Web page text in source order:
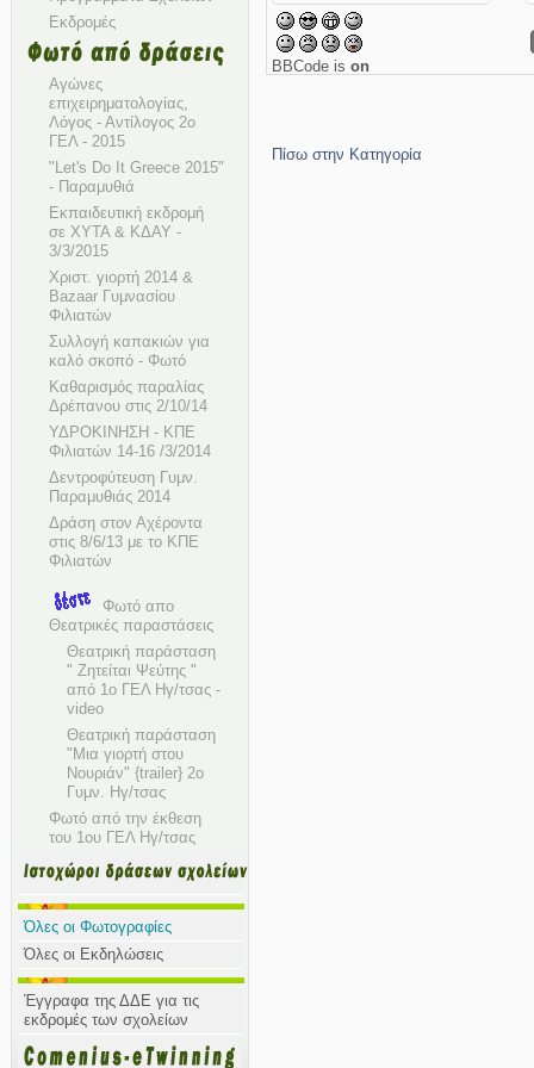
Εκδρομές
Αγώνες
επιχειρηματολογίας,
Λόγος - Αντίλογος 2ο
ΓΕΛ - 2015
"Let's Do It Greece 2015"
- Παραμυθιά
Εκπαιδευτική εκδρομή
σε ΧΥΤΑ & ΚΔΑΥ -
3/3/2015
Χριστ. γιορτή 2014 &
Bazaar Γυμνασίου
Φιλιατών
Συλλογή καπακιών για
καλό σκοπό - Φωτό
Καθαρισμός παραλίας
Δρέπανου στις 2/10/14
ΥΔΡΟΚΙΝΗΣΗ - ΚΠΕ
Φιλιατών 14-16 /3/2014
Δεντροφύτευση Γυμν.
Παραμυθιάς 2014
Δράση στον Αχέροντα
στις 8/6/13 με το ΚΠΕ
Φιλιατών
Φωτό απο
Θεατρικές παραστάσεις
Θεατρική παράσταση
" Ζητείται Ψεύτης "
από 1ο ΓΕΛ Ηγ/τσας -
video
Θεατρική παράσταση
"Μια γιορτή στου
Νουριάν" {trailer} 2ο
Γυμν. Ηγ/τσας
Φωτό από την έκθεση
του 1ου ΓΕΛ Ηγ/τσας
Όλες οι Φωτογραφίες
Όλες οι Εκδηλώσεις
Έγγραφα της ΔΔΕ για τις
εκδρομές των σχολείων
BBCode is on
Πίσω στην Κατηγορία